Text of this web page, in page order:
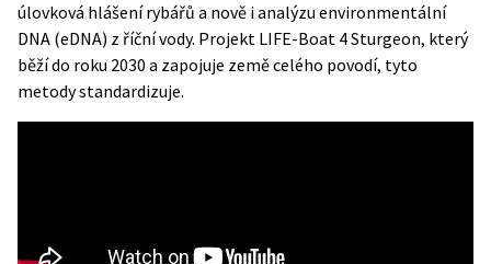
úlovková hlášení rybářů a nově i analýzu environmentální
DNA (eDNA) z říční vody. Projekt LIFE-Boat 4 Sturgeon, který
běží do roku 2030 a zapojuje země celého povodí, tyto
metody standardizuje.